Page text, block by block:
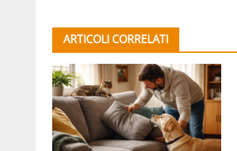
ARTICOLI CORRELATI